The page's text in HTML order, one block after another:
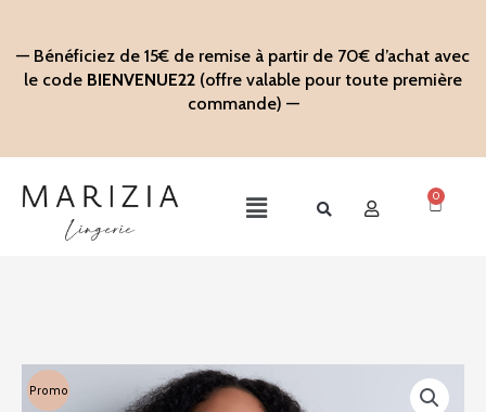
contenu
— Bénéficiez de 15€ de remise à partir de 70€ d’achat avec
le code BIENVENUE22 (offre valable pour toute première
commande) —
Main
0
Panier
Promo